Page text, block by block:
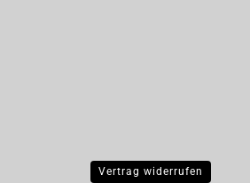
Vertrag widerrufen